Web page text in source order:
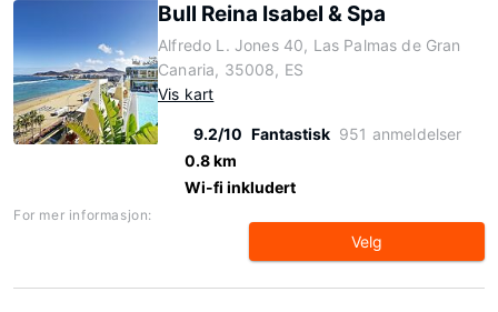
Bull Reina Isabel & Spa
Alfredo L. Jones 40, Las Palmas de Gran
Canaria, 35008, ES
Vis kart
9.2/10 Fantastisk 951 anmeldelser
0.8 km
Wi-fi inkludert
For mer informasjon:
Velg